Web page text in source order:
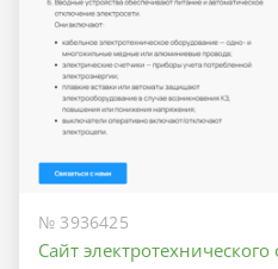
№ 3936425
Сайт